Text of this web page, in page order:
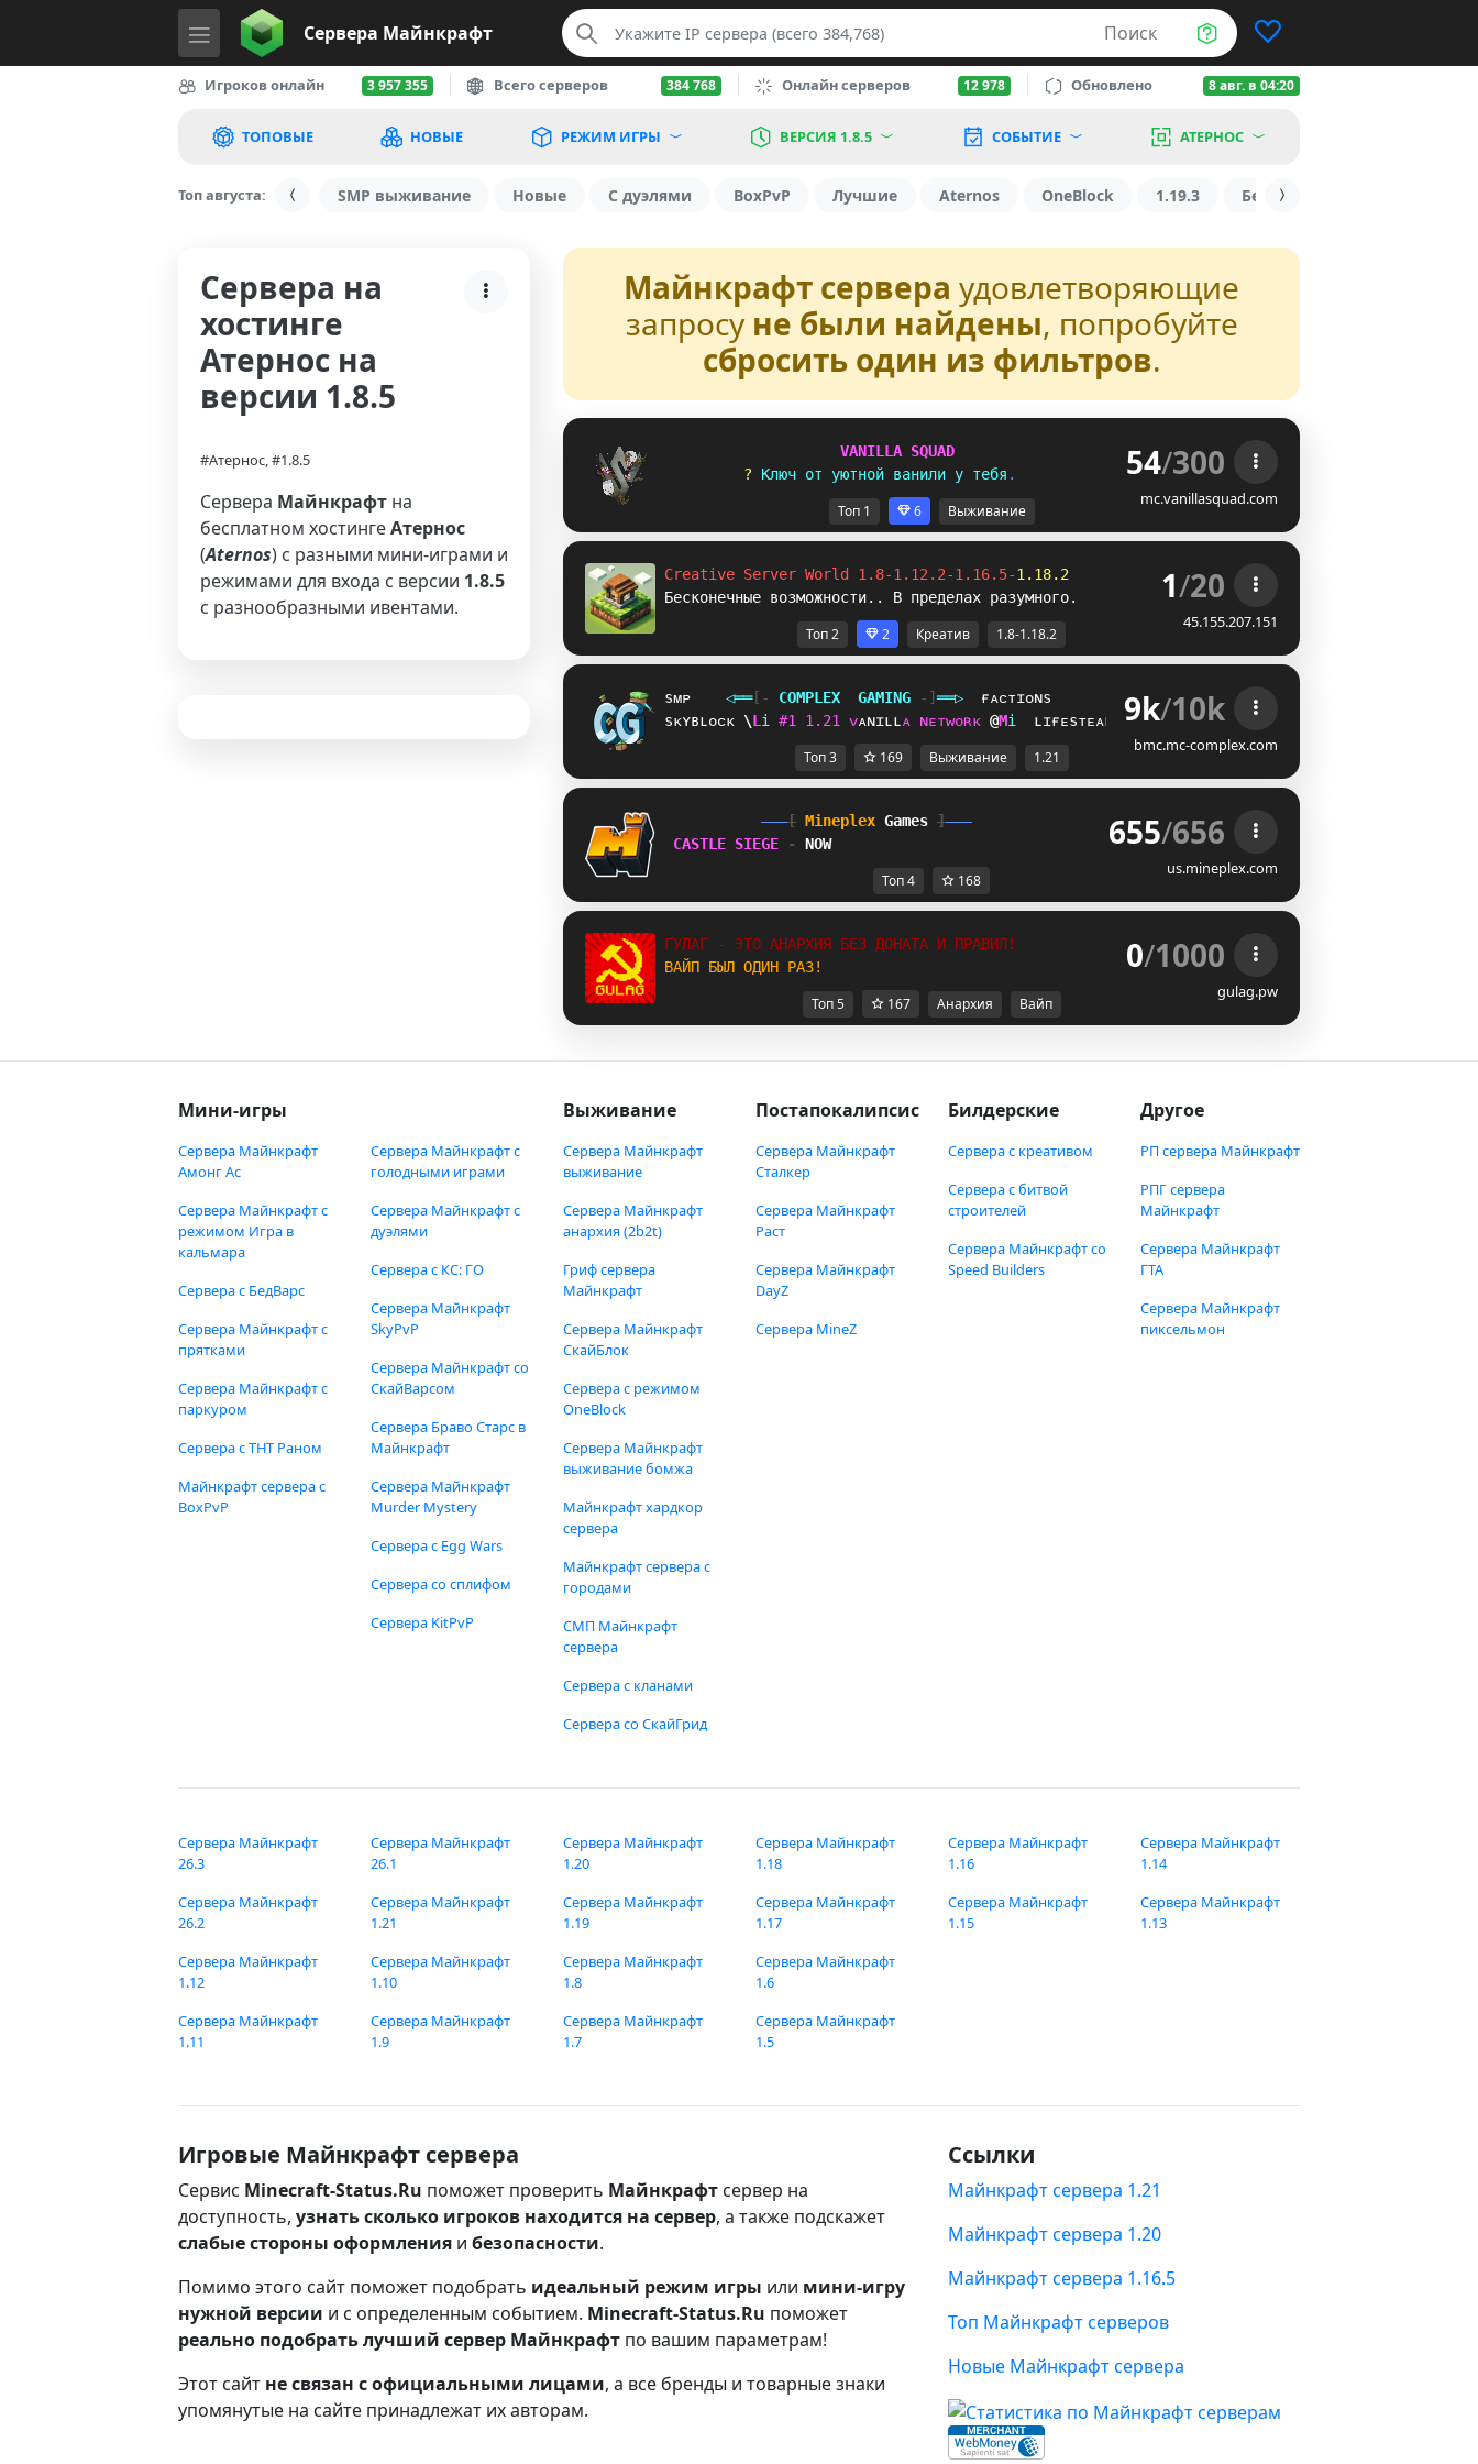
Сервера Майнкрафт Поиск
Игроков онлайн 3 957 355 Всего серверов 384 768 Онлайн серверов 12 978 Обновлено 8 авг. в 04:20
ТОПОВЫЕ НОВЫЕ РЕЖИМ ИГРЫ ВЕРСИЯ 1.8.5 СОБЫТИЕ АТЕРНОС
Топ августа: SMP выживание Новые С дуэлями BoxPvP Лучшие Aternos OneBlock 1.19.3 БедВарс
Сервера на
хостинге
Атернос на
версии 1.8.5
#Атернос, #1.8.5
Сервера Майнкрафт на
бесплатном хостингеАтернос
(Aternos) с разными мини-играми и
режимами для входа с версии 1.8.5
с разнообразными ивентами.
Майнкрафт сервера удовлетворяющие
запросу не были найдены, попробуйте
сбросить один из фильтров.
VANIL L A SQUAD
? Ключ от уютной ванили у тебя . 54/300
mc.vanillasquad.com
Топ 1 6 Выживание
Creative Server World 1.8-1.12.2-1.16.5-1.18.2
Бесконечные возможности.. В пределах разумного.
1/20
45.155.207.151
Топ 2 2 Креатив 1.8-1.18.2
sᴍᴘ ◁══[‐ COMPL EX GAMING ‐]══▷
ғᴀᴄᴛɪᴏɴs
sᴋʏʙʟᴏᴄᴋ IY i #1 1 . 21 ᴠᴀɴɪʟʟᴀ ɴᴇᴛᴡᴏʀᴋ Y^i ʟɪғᴇsᴛᴇᴀʟ 9k/10k
bmc.mc-complex.com
Топ 3 169 Выживание 1.21
[ Mineplex Games ]
CASTLE SIEGE
- NOW 655/656
us.mineplex.com
Топ 4 168
ГУЛАГ - ЭТО АНАРХИЯ БЕЗ ДОНАТА И ПРАВИЛ!
ВАЙП БЫЛ ОДИН РАЗ!
0/1000
gulag.pw
Топ 5 167 Анархия Вайп
Мини-игры
Сервера Майнкрафт
Амонг Ас
Сервера Майнкрафт с
режимом Игра в
кальмара
Сервера с БедВарс
Сервера Майнкрафт с
прятками
Сервера Майнкрафт с
паркуром
Сервера с ТНТ Раном
Майнкрафт сервера с
BoxPvP
Сервера Майнкрафт с
голодными играми
Сервера Майнкрафт с
дуэлями
Сервера с КС: ГО
Сервера Майнкрафт
SkyPvP
Сервера Майнкрафт со
СкайВарсом
Сервера Браво Старс в
Майнкрафт
Сервера Майнкрафт
Murder Mystery
Сервера с Egg Wars
Сервера со сплифом
Сервера KitPvP
Выживание
Сервера Майнкрафт
выживание
Сервера Майнкрафт
анархия (2b2t)
Гриф сервера
Майнкрафт
Сервера Майнкрафт
СкайБлок
Сервера с режимом
OneBlock
Сервера Майнкрафт
выживание бомжа
Майнкрафт хардкор
сервера
Майнкрафт сервера с
городами
СМП Майнкрафт
сервера
Сервера с кланами
Сервера со СкайГрид
Постапокалипсис
Сервера Майнкрафт
Сталкер
Сервера Майнкрафт
Раст
Сервера Майнкрафт
DayZ
Сервера MineZ
Билдерские
Сервера с креативом
Сервера с битвой
строителей
Сервера Майнкрафт со
Speed Builders
Другое
РП сервера Майнкрафт
РПГ сервера
Майнкрафт
Сервера Майнкрафт
ГТА
Сервера Майнкрафт
пиксельмон
Сервера Майнкрафт
26.3
Сервера Майнкрафт
26.2
Сервера Майнкрафт
26.1
Сервера Майнкрафт
1.21
Сервера Майнкрафт
1.20
Сервера Майнкрафт
1.19
Сервера Майнкрафт
1.18
Сервера Майнкрафт
1.17
Сервера Майнкрафт
1.16
Сервера Майнкрафт
1.15
Сервера Майнкрафт
1.14
Сервера Майнкрафт
1.13
Сервера Майнкрафт
1.12
Сервера Майнкрафт
1.11
Сервера Майнкрафт
1.10
Сервера Майнкрафт
1.9
Сервера Майнкрафт
1.8
Сервера Майнкрафт
1.7
Сервера Майнкрафт
1.6
Сервера Майнкрафт
1.5
Игровые Майнкрафт сервера
Сервис Minecraft-Status.Ru поможет проверить Майнкрафт сервер на
доступность, узнать сколько игроков находится на сервер, а также подскажет
слабые стороны оформления и безопасности.
Помимо этого сайт поможет подобрать идеальный режим игры или мини-игру
нужной версии и с определенным событием. Minecraft-Status.Ru поможет
реально подобрать лучший сервер Майнкрафт по вашим параметрам!
Этот сайт не связан с официальными лицами, а все бренды и товарные знаки
упомянутые на сайте принадлежат их авторам.
Ссылки
Майнкрафт сервера 1.21
Майнкрафт сервера 1.20
Майнкрафт сервера 1.16.5
Топ Майнкрафт серверов
Новые Майнкрафт сервера